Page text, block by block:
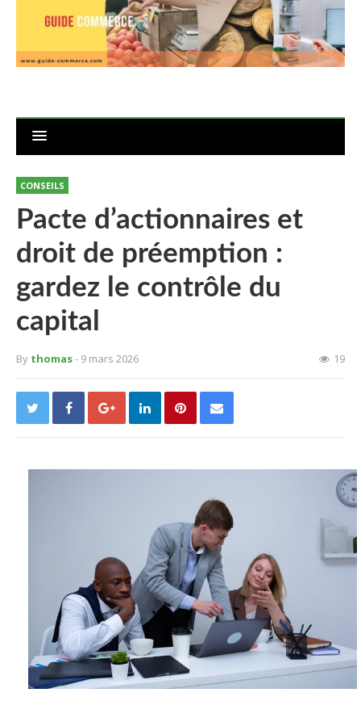
CONSEILS
Pacte d’actionnaires et
droit de préemption :
gardez le contrôle du
capital
By thomas- 9 mars 2026 19